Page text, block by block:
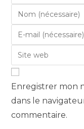
Enregistrer mon
dans le
commentaire.